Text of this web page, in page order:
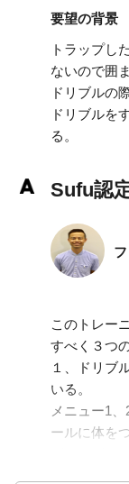
要望の背景
トラップし
ないので囲
ドリブルの
ドリブルを
る。
Sufu認
このトレー
すべく３つ
１、ドリブ
いる。
メニュー1
ールに体を
る時間でス